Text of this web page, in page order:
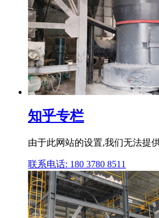
知乎专栏
由于此网站的设置,我们无法提
联系电话: 180 3780 8511